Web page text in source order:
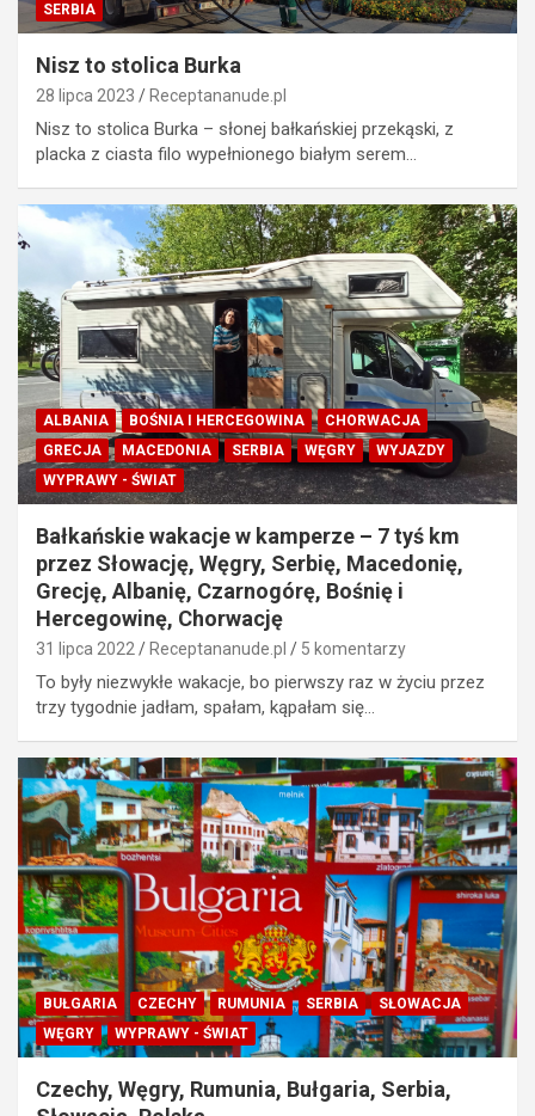
SERBIA
Nisz to stolica Burka
28 lipca 2023 Receptananude.pl
Nisz to stolica Burka – słonej bałkańskiej przekąski, z
placka z ciasta filo wypełnionego białym serem…
ALBANIA BOŚNIA I HERCEGOWINA
CHORWACJA
GRECJA
MACEDONIA SERBIA WĘGRY
WYJAZDY
WYPRAWY - ŚWIAT
Bałkańskie wakacje w kamperze – 7 tyś km
przez Słowację, Węgry, Serbię, Macedonię,
Grecję, Albanię, Czarnogórę, Bośnię i
Hercegowinę, Chorwację
31 lipca 2022 Receptananude.pl 5 komentarzy
To były niezwykłe wakacje, bo pierwszy raz w życiu przez
trzy tygodnie jadłam, spałam, kąpałam się…
BUŁGARIA CZECHY RUMUNIA SERBIA
SŁOWACJA
WĘGRY
WYPRAWY - ŚWIAT
Czechy, Węgry, Rumunia, Bułgaria, Serbia,